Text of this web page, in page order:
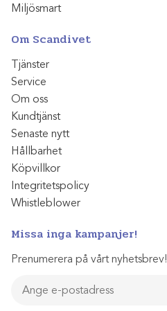
Miljösmart
Om Scandivet
Tjänster
Service
Om oss
Kundtjänst
Senaste nytt
Hållbarhet
Köpvillkor
Integritetspolicy
Whistleblower
Missa inga kampanjer!
Prenumerera på vårt nyhetsbrev!